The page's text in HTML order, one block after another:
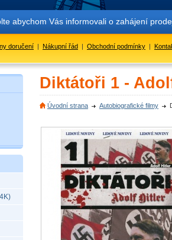
abychom Vás informovali o zahájení
doručení | Nákupní řád | Obchodní podmínky |
Diktátoři 1 -
Úvodní strana Autobiografické filmy